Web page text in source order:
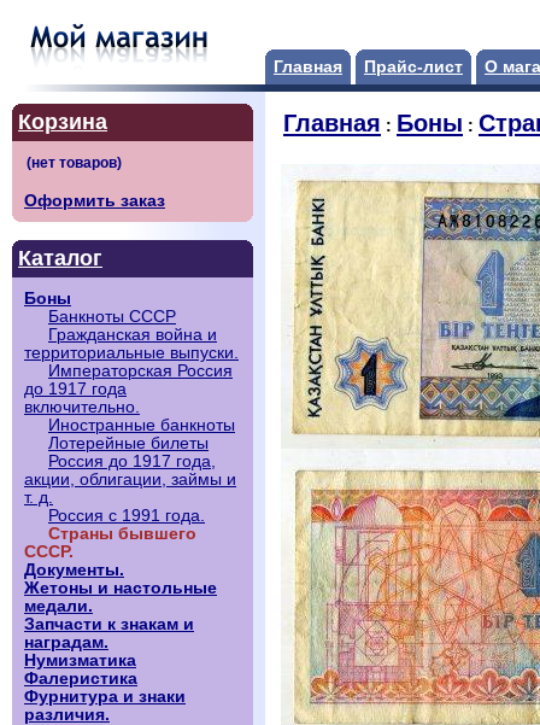
Главная Прайс-лист О
Корзина
Оформить заказ
Каталог
Боны
Банкноты СССР
Гражданская война и
территориальные выпуски.
Императорская Россия
до 1917 года
включительно.
Иностранные банкноты
Лотерейные билеты
Россия до 1917 года,
акции, облигации, займы и
т. д.
Россия с 1991 года.
Страны бывшего
СССР.
Документы.
Жетоны и настольные
медали.
Запчасти к знакам и
наградам.
Нумизматика
Фалеристика
Фурнитура и знаки
различия.
Главная : Боны :